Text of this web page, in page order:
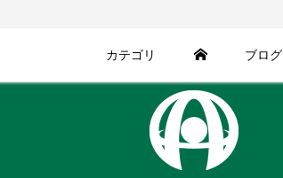
カテゴリ ブログ